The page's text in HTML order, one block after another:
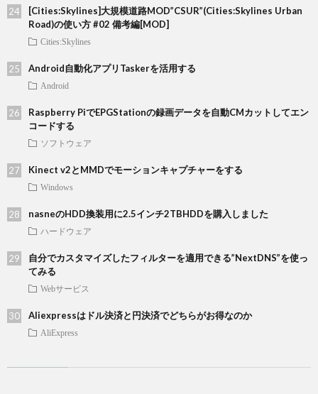
[Cities:Skylines]大規模道路MOD”CSUR”(Cities:Skylines Urban
Road)の使い方 #02 備考編[MOD]
Cities:Skylines
Android自動化アプリTaskerを活用する
Android
Raspberry PiでEPGStationの録画データを自動CMカットしてエン
コードする
ソフトウェア
Kinect v2とMMDでモーションキャプチャーをする
Windows
nasneのHDD換装用に2.5インチ2TBHDDを購入しました
ハードウェア
自分でカスタマイズしたフィルターを適用できる”NextDNS”を使っ
てみる
Webサービス
Aliexpressはドル決済と円決済でどちらがお得なのか
AliExpress